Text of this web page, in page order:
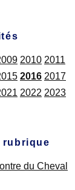
2010 2011
2016 2017
2022 2023
rubrique
du Cheval